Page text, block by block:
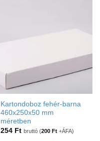
Kartondoboz fehér-barna
460x250x50 mm
méretben
254 Ft bruttó (200Ft +ÁFA)